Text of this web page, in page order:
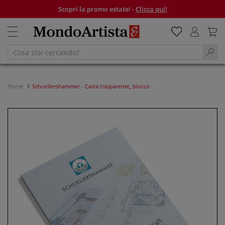
Scopri la promo estate! -Clicca qui!
Home Schoellershammer - Carta trasparente, blocco